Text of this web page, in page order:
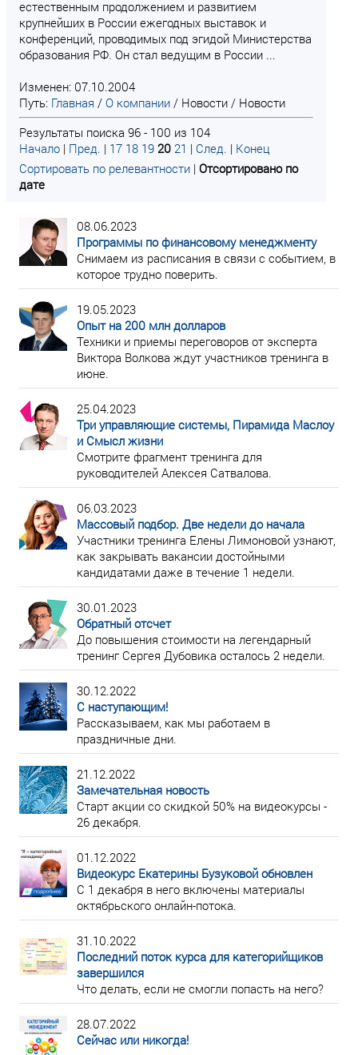
естественным продолжением и развитием
крупнейших в России ежегодных выставок и
конференций, проводимых под эгидой Министерства
образования РФ. Он стал ведущим в России ...
Изменен: 07.10.2004
Путь: Главная / О компании / Новости / Новости
Результаты поиска 96 - 100 из 104
Начало | Пред. | 17 18 19 20 21 | След. | Конец
Сортировать по релевантности | Отсортировано по
дате
08.06.2023
Программы по финансовому менеджменту
Снимаем из расписания в связи с событием, в
которое трудно поверить.
19.05.2023
Опыт на 200 млн долларов
Техники и приемы переговоров от эксперта
Виктора Волкова ждут участников тренинга в
июне.
25.04.2023
Три управляющие системы, Пирамида Маслоу
и Смысл жизни
Смотрите фрагмент тренинга для
руководителей Алексея Сатвалова.
06.03.2023
Массовый подбор. Две недели до начала
Участники тренинга Елены Лимоновой узнают,
как закрывать вакансии достойными
кандидатами даже в течение 1 недели.
30.01.2023
Обратный отсчет
До повышения стоимости на легендарный
тренинг Сергея Дубовика осталось 2 недели.
30.12.2022
С наступающим!
Рассказываем, как мы работаем в
праздничные дни.
21.12.2022
Замечательная новость
Старт акции со скидкой 50% на видеокурсы -
26 декабря.
01.12.2022
Видеокурс Екатерины Бузуковой обновлен
С 1 декабря в него включены материалы
октябрьского онлайн-потока.
31.10.2022
Последний поток курса для категорийщиков
завершился
Что делать, если не смогли попасть на него?
28.07.2022
Сейчас или никогда!